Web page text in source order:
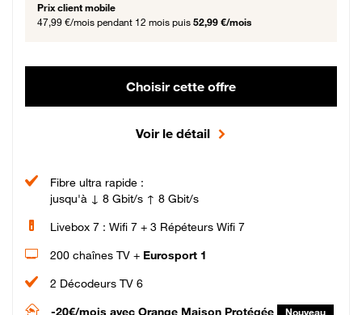
Prix client mobile
47,99 €/mois pendant 12 mois puis 52,99 €/mois
Choisir cette offre
Voir le détail
Fibre ultra rapide :
jusqu'à ↓ 8 Gbit/s ↑ 8 Gbit/s
Livebox 7 : Wifi 7 + 3 Répéteurs Wifi 7
200 chaînes TV + Eurosport 1
2 Décodeurs TV 6
-20€/mois avec Orange Maison Protégée Nouveau